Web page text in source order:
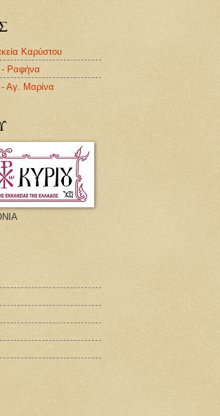
Καρύστου
- Ραφήνα
Αγ. Μαρίνα